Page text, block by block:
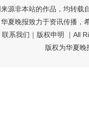
源非本站的作品，均转载
华夏晚报致力于资讯传播，
联系我们 ｜ 版权申明 ｜All
版权为华夏